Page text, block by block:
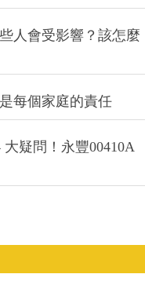
人會受影響？該怎麼
每個家庭的責任
疑問！永豐00410A